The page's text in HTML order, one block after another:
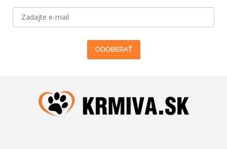
ODOBERAŤ